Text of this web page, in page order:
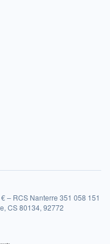
– RCS Nanterre 351 058 151
CS 80134, 92772